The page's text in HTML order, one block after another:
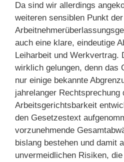
Da sind wir allerdings
weiteren sensiblen Punkt
auch eine klare, eindeutige
Leiharbeit und Werkvertrag.
wirklich gelungen, denn das
nur einige bekannte
jahrelanger Rechtsprechung
Arbeitsgerichtsbarkeit
den Gesetzestext
vorzunehmende
bislang bestehen und damit
unvermeidlichen Risiken,